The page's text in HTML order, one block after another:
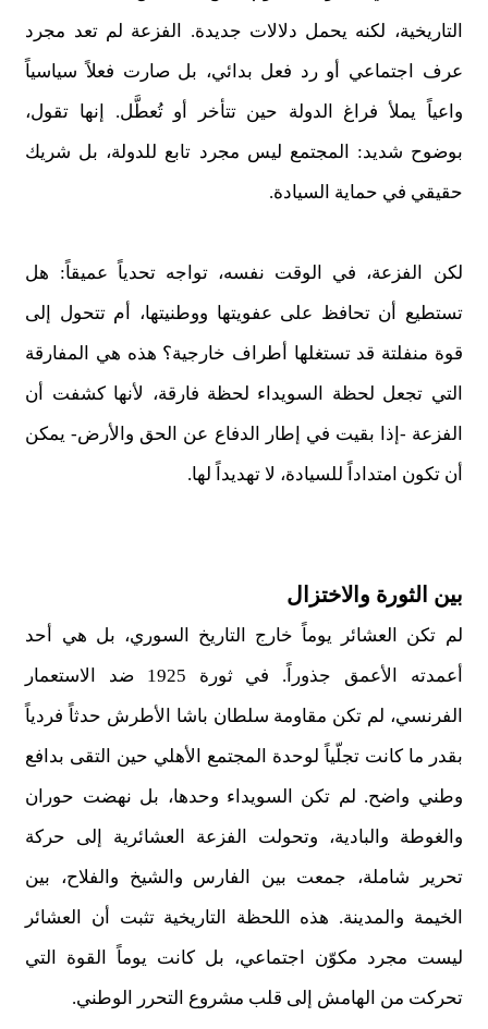
التاريخية، لكنه يحمل دلالات جديدة. الفزعة لم تعد مجرد
عرف اجتماعي أو رد فعل بدائي، بل صارت فعلاً سياسياً
واعياً يملأ فراغ الدولة حين تتأخر أو تُعطَّل. إنها تقول،
بوضوح شديد: المجتمع ليس مجرد تابع للدولة، بل شريك
حقيقي في حماية السيادة.
لكن الفزعة، في الوقت نفسه، تواجه تحدياً عميقاً: هل
تستطيع أن تحافظ على عفويتها ووطنيتها، أم تتحول إلى
قوة منفلتة قد تستغلها أطراف خارجية؟ هذه هي المفارقة
التي تجعل لحظة السويداء لحظة فارقة، لأنها كشفت أن
الفزعة -إذا بقيت في إطار الدفاع عن الحق والأرض- يمكن
أن تكون امتداداً للسيادة، لا تهديداً لها.
بين الثورة والاختزال
لم تكن العشائر يوماً خارج التاريخ السوري، بل هي أحد
أعمدته الأعمق جذوراً. في ثورة 1925 ضد الاستعمار
الفرنسي، لم تكن مقاومة سلطان باشا الأطرش حدثاً فردياً
بقدر ما كانت تجلّياً لوحدة المجتمع الأهلي حين التقى بدافع
وطني واضح. لم تكن السويداء وحدها، بل نهضت حوران
والغوطة والبادية، وتحولت الفزعة العشائرية إلى حركة
تحرير شاملة، جمعت بين الفارس والشيخ والفلاح، بين
الخيمة والمدينة. هذه اللحظة التاريخية تثبت أن العشائر
ليست مجرد مكوّن اجتماعي، بل كانت يوماً القوة التي
تحركت من الهامش إلى قلب مشروع التحرر الوطني.